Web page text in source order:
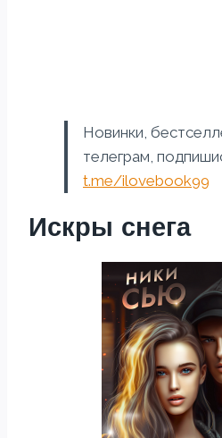
Новинки,
телеграм,
t.me/ilovebook99
Искры снега